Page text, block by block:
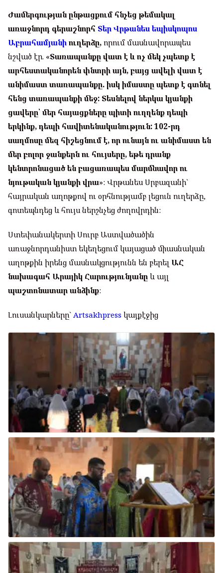
Ժամերգության ընթացքում հնչեց թեմակալ
առաջնորդ գերաշնորհ Տեր Վրթանես եպիսկոպոս
Աբրահամյանի ուղերձը, որում մասնավորապես
նշված էր. «Տառապանքը վատ է և ոչ մեկ չպետք է
արհեստականորեն փնտրի այն, բայց ավելի վատ է
անիմաստ տառապանքը. իսկ իմաստը պետք է գտնել
հենց տառապանքի մեջ: Տեսնելով ներկա կյանքի
ցավերը՝ մեր հայացքները պիտի ուղղենք դեպի
երկինք, դեպի հավիտենականություն: 102-րդ
սաղմոսը մեզ հիշեցնում է, որ ունայն ու անիմաստ են
մեր բոլոր ջանքերն ու հույսերը, եթե դրանք
կենտրոնացած են բացառապես մարմնավոր ու
նյութական կյանքի վրա»: Վրթանես Սրբազանի`
հայրական աղոթքով ու օրհնությամբ լեցուն ուղերձը,
գոտեպնդեց և հույս ներշնչեց ժողովրդին:
Ստեփանակերտի Սուրբ Աստվածածին
առաջնորդանիստ եկեղեցում կայացած միասնական
աղոթքին իրենց մասնակցությունն են բերել ԱՀ
նախագահ Արայիկ Հարությունյանը և այլ
պաշտոնատար անձինք:
Լուսանկարները` Artsakhpress կայքէջից